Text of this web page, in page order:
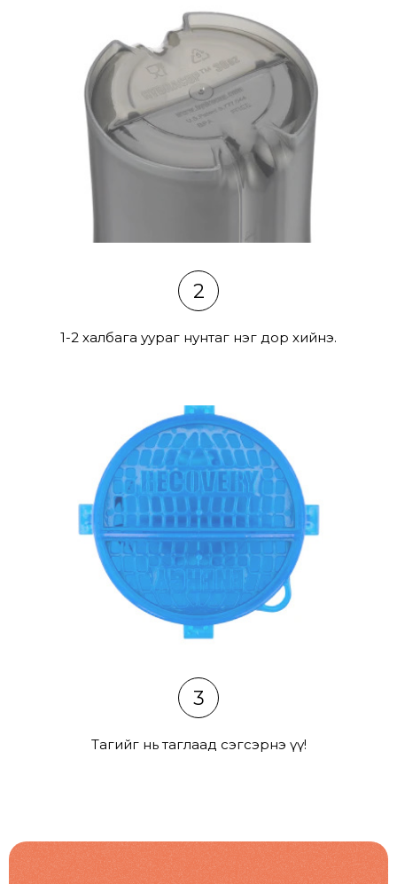
2
1-2 халбага уураг нунтаг нэг дор хийнэ.
3
Тагийг нь таглаад сэгсэрнэ үү!